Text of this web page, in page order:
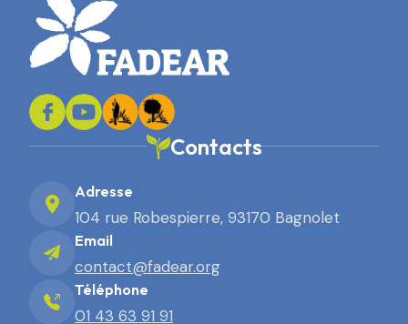
Contacts
Adresse
104 rue Robespierre, 93170 Bagnolet
Email
contact@fadear.org
Téléphone
01 43 63 91 91